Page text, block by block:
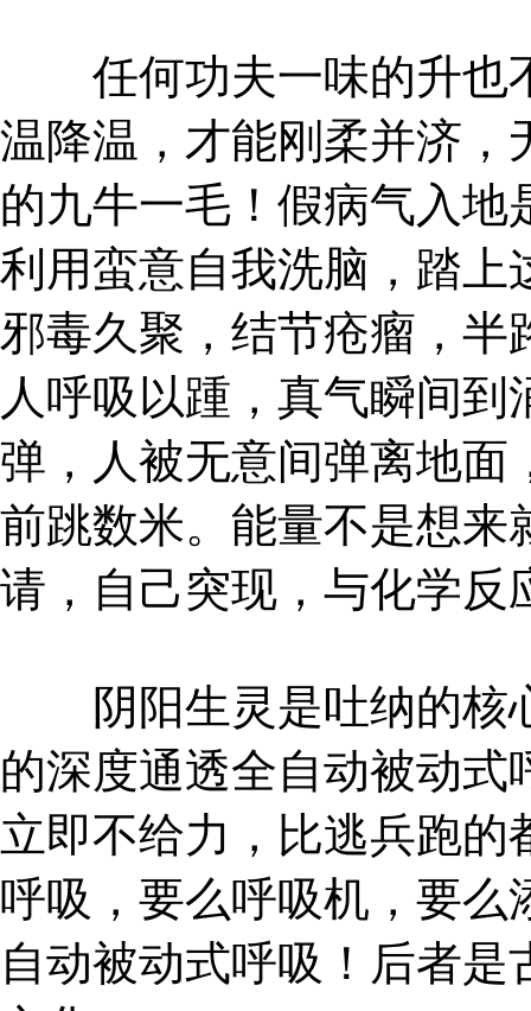
任何功夫一味的升也
温降温，才能刚柔并济，
的九牛一毛！假病气入
利用蛮意自我洗脑，踏上
邪毒久聚，结节疮瘤，半
人呼吸以踵，真气瞬间
弹，人被无意间弹离地面
前跳数米。能量不是想来
请，自己突现，与化学反
阴阳生灵是吐纳的核
的深度通透全自动被动
立即不给力，比逃兵跑
呼吸，要么呼吸机，要么
自动被动式呼吸！后者